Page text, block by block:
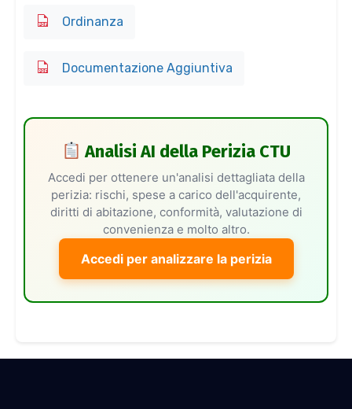
Ordinanza
Documentazione Aggiuntiva
Analisi AI della Perizia CTU
Accedi per ottenere un'analisi dettagliata della
perizia: rischi, spese a carico dell'acquirente,
diritti di abitazione, conformità, valutazione di
convenienza e molto altro.
Accedi per analizzare la perizia